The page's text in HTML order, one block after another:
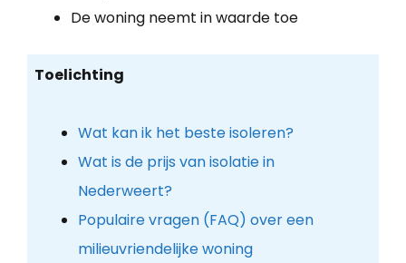
De woning neemt in waarde toe
Toelichting
Wat kan ik het beste isoleren?
Wat is de prijs van isolatie in
Nederweert?
Populaire vragen (FAQ) over een
milieuvriendelijke woning